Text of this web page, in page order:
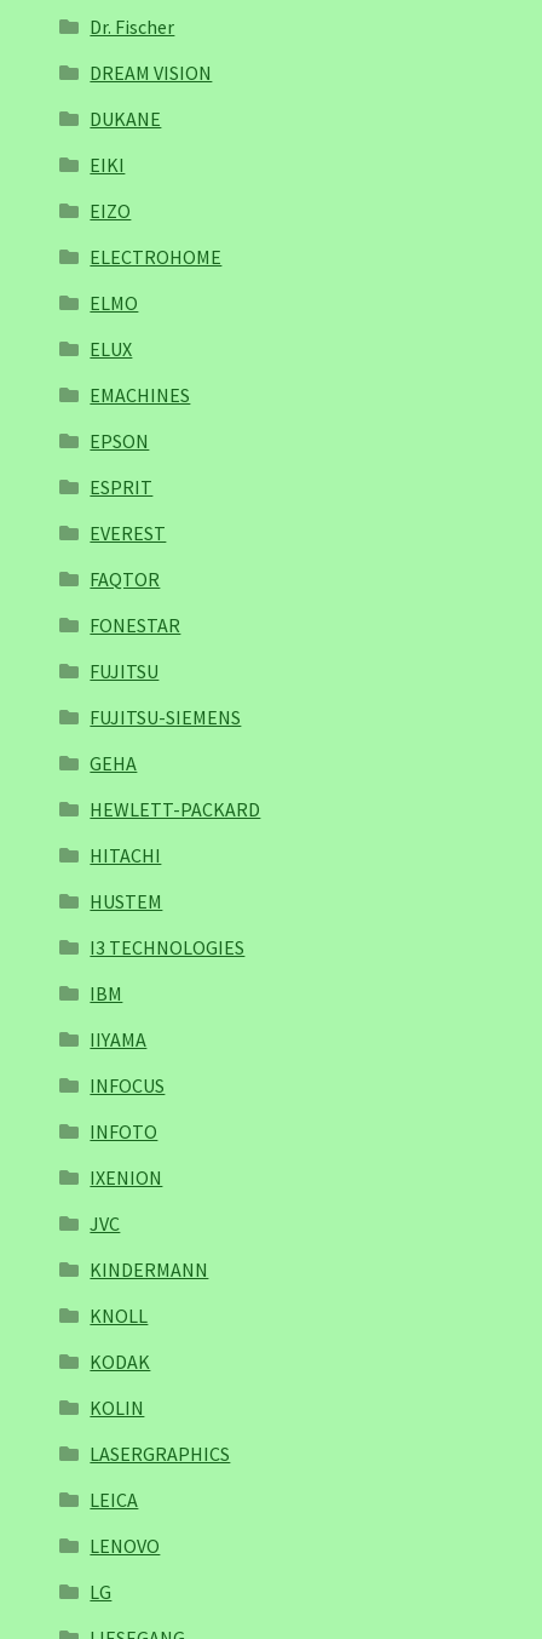
Dr. Fischer
DREAM VISION
DUKANE
EIKI
EIZO
ELECTROHOME
ELMO
ELUX
EMACHINES
EPSON
ESPRIT
EVEREST
FAQTOR
FONESTAR
FUJITSU
FUJITSU-SIEMENS
GEHA
HEWLETT-PACKARD
HITACHI
HUSTEM
I3 TECHNOLOGIES
IBM
IIYAMA
INFOCUS
INFOTO
IXENION
JVC
KINDERMANN
KNOLL
KODAK
KOLIN
LASERGRAPHICS
LEICA
LENOVO
LG